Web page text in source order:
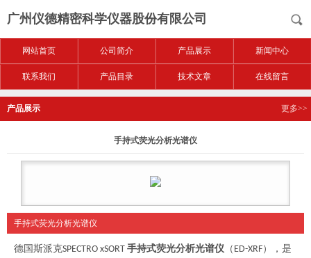
广州仪德精密科学仪器股份有限公司
网站首页 公司简介 产品展示 新闻中心
联系我们 产品目录 技术文章 在线留言
产品展示 更多>>
手持式荧光分析光谱仪
手持式荧光分析光谱仪
德国斯派克SPECTRO xSORT 手持式荧光分析光谱仪 （ ED-XRF），是